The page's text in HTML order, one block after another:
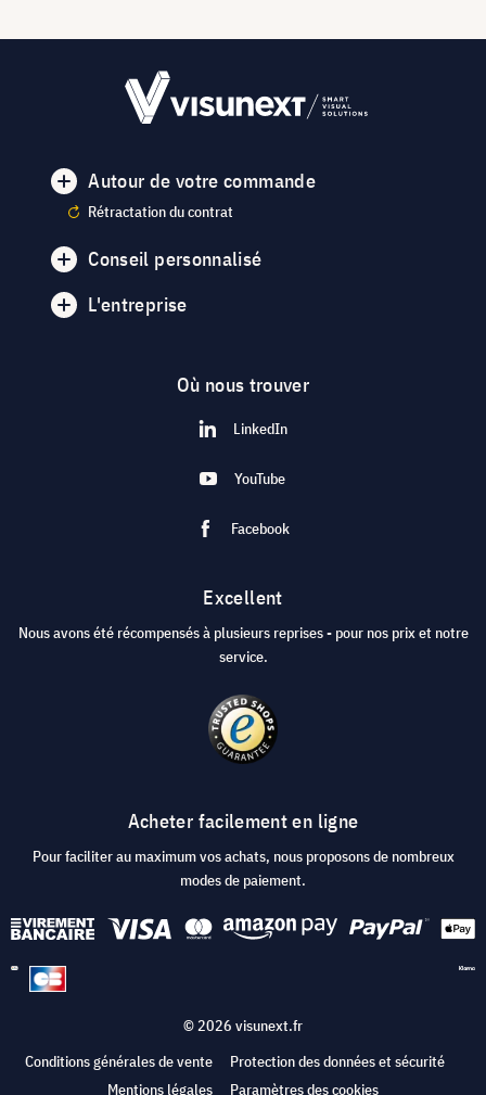
Autour de votre commande
Rétractation du contrat
Conseil personnalisé
L'entreprise
Où nous trouver
LinkedIn
YouTube
Facebook
Excellent
Nous avons été récompensés à plusieurs reprises - pour nos prix et notre
service.
Acheter facilement en ligne
Pour faciliter au maximum vos achats, nous proposons de nombreux
modes de paiement.
© 2026 visunext.fr
Conditions générales de vente
Protection des données et sécurité
Mentions légales
Paramètres des cookies